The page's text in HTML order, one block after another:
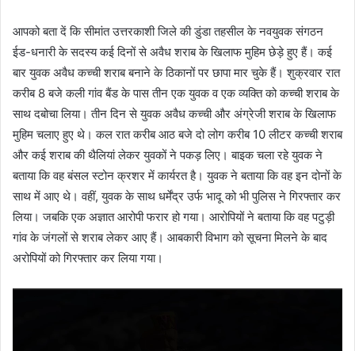
आपको बता दें कि सीमांत उत्तरकाशी जिले की डुंडा तहसील के नवयुवक संगठन
ईड-धनारी के सदस्य कई दिनों से अवैध शराब के खिलाफ मुहिम छेड़े हुए हैं। कई
बार युवक अवैध कच्ची शराब बनाने के ठिकानों पर छापा मार चुके हैं। शुक्रवार रात
करीब 8 बजे कली गांव बैंड के पास तीन एक युवक व एक व्यक्ति को कच्ची शराब के
साथ दबोचा लिया। तीन दिन से युवक अवैध कच्ची और अंग्रेजी शराब के खिलाफ
मुहिम चलाए हुए थे। कल रात करीब आठ बजे दो लोग करीब 10 लीटर कच्ची शराब
और कई शराब की थैलियां लेकर युवकों ने पकड़ लिए। बाइक चला रहे युवक ने
बताया कि वह बंसल स्टोन क्रशर में कार्यरत है। युवक ने बताया कि वह इन दोनों के
साथ में आए थे। वहीं, युवक के साथ धर्मेंद्र उर्फ भादू को भी पुलिस ने गिरफ्तार कर
लिया। जबकि एक अज्ञात आरोपी फरार हो गया। आरोपियों ने बताया कि वह पटुड़ी
गांव के जंगलों से शराब लेकर आए हैं। आबकारी विभाग को सूचना मिलने के बाद
अरोपियों को गिरफ्तार कर लिया गया।